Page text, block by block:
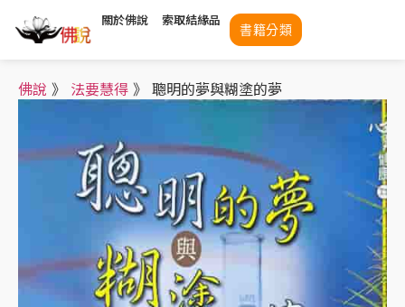
關於佛說 索取結緣品
書籍分類
佛說 》 法要慧得 》 聰明的夢與糊塗的夢